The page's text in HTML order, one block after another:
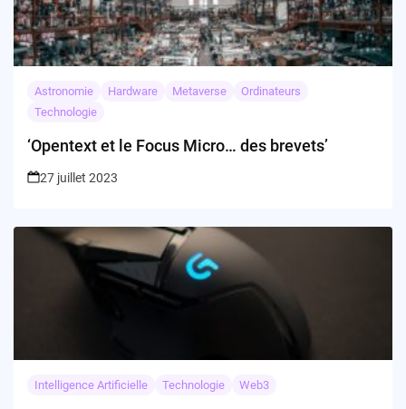
Astronomie Hardware Metaverse
Ordinateurs
Technologie
‘Opentext et le Focus Micro… des brevets’
27 juillet 2023
Intelligence Artificielle Technologie Web3